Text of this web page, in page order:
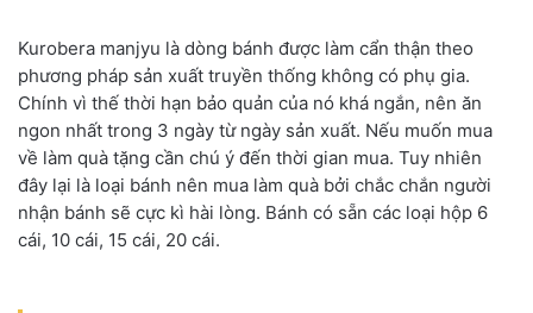
Kurobera manjyu là dòng bánh được làm cẩn thận theo
phương pháp sản xuất truyền thống không có phụ gia.
Chính vì thế thời hạn bảo quản của nó khá ngắn, nên ăn
ngon nhất trong 3 ngày từ ngày sản xuất. Nếu muốn mua
về làm quà tặng cần chú ý đến thời gian mua. Tuy nhiên
đây lại là loại bánh nên mua làm quà bởi chắc chắn người
nhận bánh sẽ cực kì hài lòng. Bánh có sẵn các loại hộp 6
cái, 10 cái, 15 cái, 20 cái.